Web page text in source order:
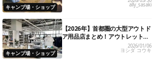
キャンプ場・ショップ ally_sasaki
キャンプ場・ショップ
【2026年】首都圏の大型アウトド
ア用品店まとめ！アウトレット情
2026/01/06
ヨシダ コウキ